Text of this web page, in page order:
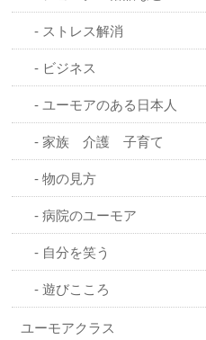
ストレス解消
ビジネス
ユーモアのある日本人
家族 介護 子育て
物の見方
病院のユーモア
自分を笑う
遊びこころ
ユーモアクラス